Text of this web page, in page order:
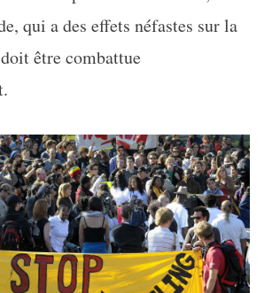
qui a des effets néfastes sur la
être combattue